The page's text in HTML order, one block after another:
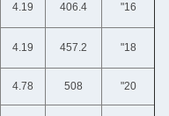
406.4
4.19
4.78
457.2
4.19
4.78
508
4.78
5.54